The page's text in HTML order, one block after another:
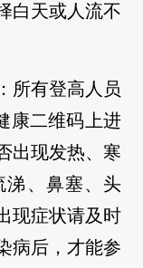
白天或人流不
所有登高人员
康二维码上进
出现发热、寒
涕、鼻塞、头
现症状请及时
病后，才能参